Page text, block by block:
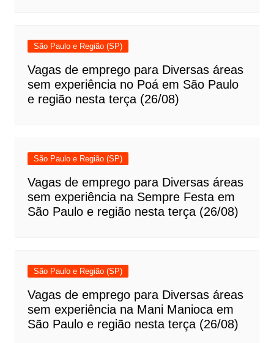
São Paulo e Região (SP)
Vagas de emprego para Diversas áreas
sem experiência no Poá em São Paulo
e região nesta terça (26/08)
São Paulo e Região (SP)
Vagas de emprego para Diversas áreas
sem experiência na Sempre Festa em
São Paulo e região nesta terça (26/08)
São Paulo e Região (SP)
Vagas de emprego para Diversas áreas
sem experiência na Mani Manioca em
São Paulo e região nesta terça (26/08)